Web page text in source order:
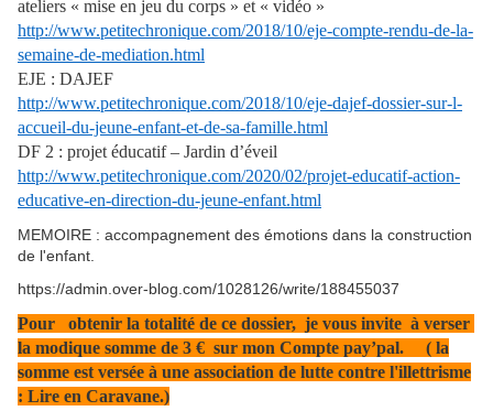
ateliers « mise en jeu du corps » et « vidéo »
http://www.petitechronique.com/2018/10/eje-compte-rendu-de-la-
semaine-de-mediation.html
EJE : DAJEF
http://www.petitechronique.com/2018/10/eje-dajef-dossier-sur-l-
accueil-du-jeune-enfant-et-de-sa-famille.html
DF 2 : projet éducatif – Jardin d’éveil
http://www.petitechronique.com/2020/02/projet-educatif-action-
educative-en-direction-du-jeune-enfant.html
MEMOIRE : accompagnement des émotions dans la construction
de l'enfant.
https://admin.over-blog.com/1028126/write/188455037
Pour obtenir la totalité de ce dossier, je vous invite à verser
la modique somme de 3 € sur mon Compte pay’pal. ( la
somme est versée à une association de lutte contre l'illettrisme
: Lire en Caravane.)